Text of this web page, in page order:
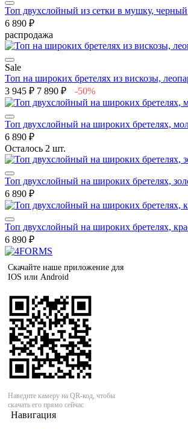
Топ двухслойный из сетки в мушку, черный
6 890 ₽
распродажа
Sale
Топ на широких бретелях из вискозы,
3 945 ₽ 7 890 ₽ -50%
Топ двухслойный на широких бретелях,
6 890 ₽
Осталось 2 шт.
Топ двухслойный на широких бретелях,
6 890 ₽
Топ двухслойный на широких бретелях,
6 890 ₽
Скачайте наше приложение для
IOS или Android
Наведите камеру на QR-код, чтобы
скачать его прямо сейчас
Навигация